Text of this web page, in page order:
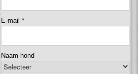
E-mail *
Naam hond